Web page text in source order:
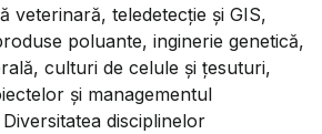
veterinară, teledetecție și GIS,
poluante, inginerie genetică,
culturi de celule și țesuturi,
și managementul
disciplinelor